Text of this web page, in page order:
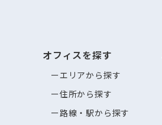
オフィスを探す
エリアから探す
住所から探す
路線・駅から探す